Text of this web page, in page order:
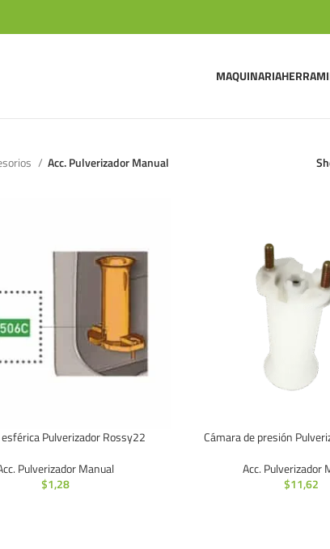
MAQUINARIA
Acc. Pulverizador Manual
Pulverizador Rossy22
Pulverizador Manual
$1,28
Cámara de presión
Acc. Pulverizador
$11,62